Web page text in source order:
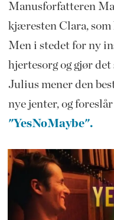
Manusforfatteren
kjæresten Clara,
Men i stedet for ny
hjertesorg og gjør
Julius mener den
nye jenter, og
"YesNoMaybe".